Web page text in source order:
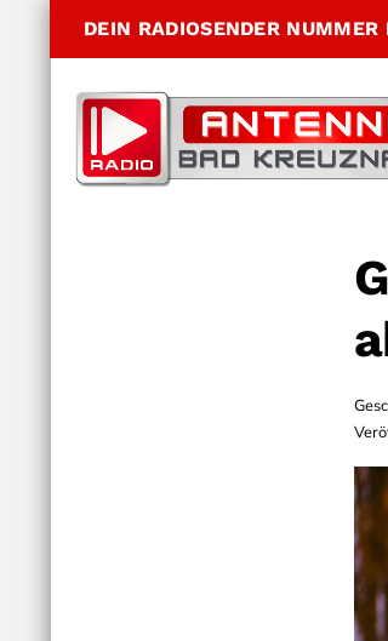
DEIN RADIOSENDER